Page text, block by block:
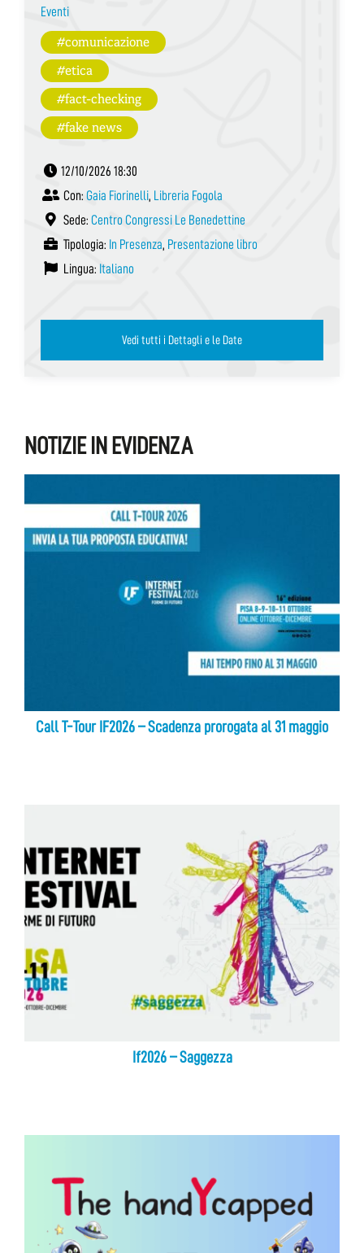
Eventi
#comunicazione
#etica
#fact-checking
#fake news
12/10/2026 18:30
Con: Gaia Fiorinelli, Libreria Fogola
Sede: Centro Congressi Le Benedettine
Tipologia: In Presenza, Presentazione libro
Lingua: Italiano
Vedi tutti i Dettagli e le Date
NOTIZIE IN EVIDENZA
Call T-Tour IF2026 – Scadenza prorogata al 31 maggio
If2026 – Saggezza